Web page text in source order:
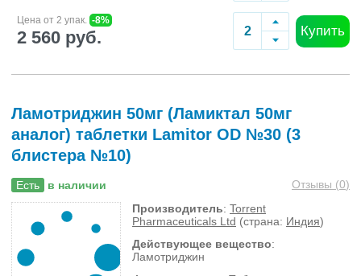
Цена от 2 упак. -8%
2 560 руб. Купить
Ламотриджин 50мг (Ламиктал 50мг
аналог) таблетки Lamitor OD №30 (3
блистера №10)
Есть в наличии Отзывы (0)
Производитель: Torrent
Pharmaceuticals Ltd (страна: Индия)
Действующее вещество:
Ламотриджин